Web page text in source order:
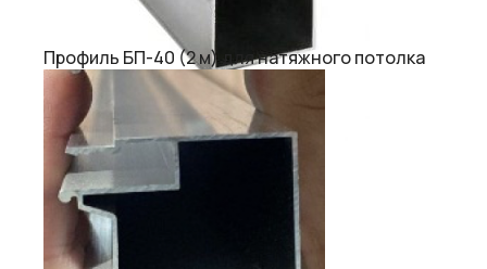
Профиль БП-40 (2 м) для натяжного потолка